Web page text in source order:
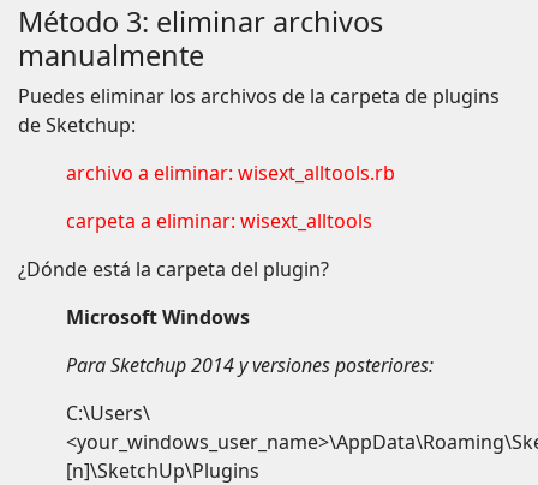
Método 3: eliminar archivos
manualmente
Puedes eliminar los archivos de la carpeta de plugins
de Sketchup:
archivo a eliminar: wisext_alltools.rb
carpeta a eliminar: wisext_alltools
¿Dónde está la carpeta del plugin?
Microsoft Windows
Para Sketchup 2014 y versiones posteriores:
C:\Users\
[n]\SketchUp\Plugins